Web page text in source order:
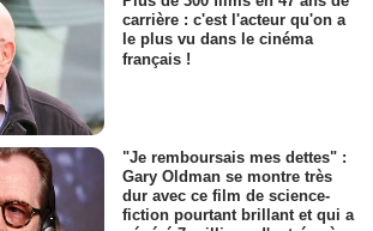
carrière : c'est l'acteur qu'on a
le plus vu dans le cinéma
français !
"Je remboursais mes dettes" :
Gary Oldman se montre très
dur avec ce film de science-
fiction pourtant brillant et qui a